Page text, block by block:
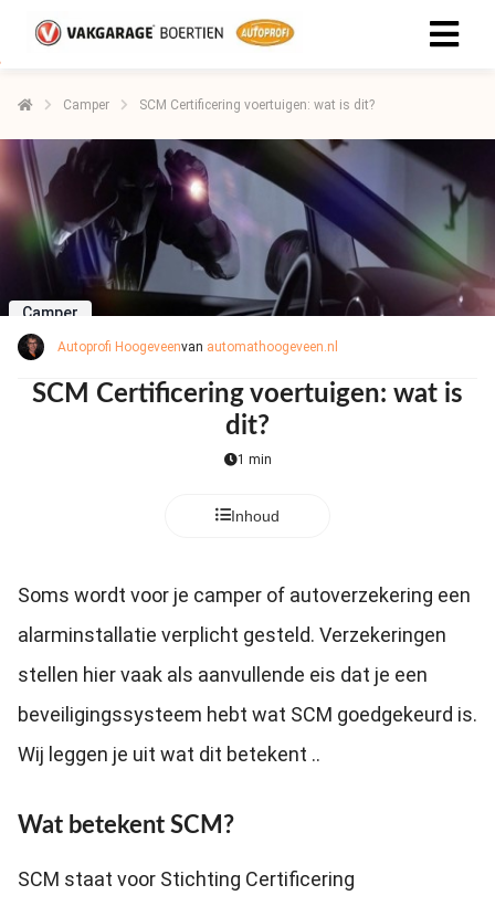
Camper SCM Certificering voertuigen: wat is dit?
Camper
Autoprofi Hoogeveenvan automathoogeveen.nl
SCM Certificering voertuigen: wat is
dit?
1 min
Inhoud
Soms wordt voor je camper of autoverzekering een
alarminstallatie verplicht gesteld. Verzekeringen
stellen hier vaak als aanvullende eis dat je een
beveiligingssysteem hebt wat SCM goedgekeurd is.
Wij leggen je uit wat dit betekent ..
Wat betekent SCM?
SCM staat voor Stichting Certificering